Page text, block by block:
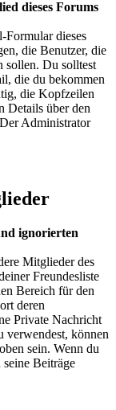
dieses Forums
Formular dieses
die Benutzer, die
sollen. Du solltest
die du bekommen
die Kopfzeilen
Details über den
Administrator
ignorierten
Mitglieder des
Freundesliste
Bereich für den
deren
Private Nachricht
verwendest, können
sein. Wenn du
Beiträge